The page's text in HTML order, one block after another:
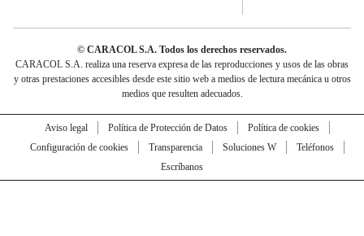
© CARACOL S.A. Todos los derechos reservados.
CARACOL S.A. realiza una reserva expresa de las reproducciones y usos de las obras
y otras prestaciones accesibles desde este sitio web a medios de lectura mecánica u otros
medios que resulten adecuados.
Aviso legal Política de Protección de Datos
Política de cookies
Configuración de cookies
Transparencia Soluciones W
Teléfonos
Escríbanos